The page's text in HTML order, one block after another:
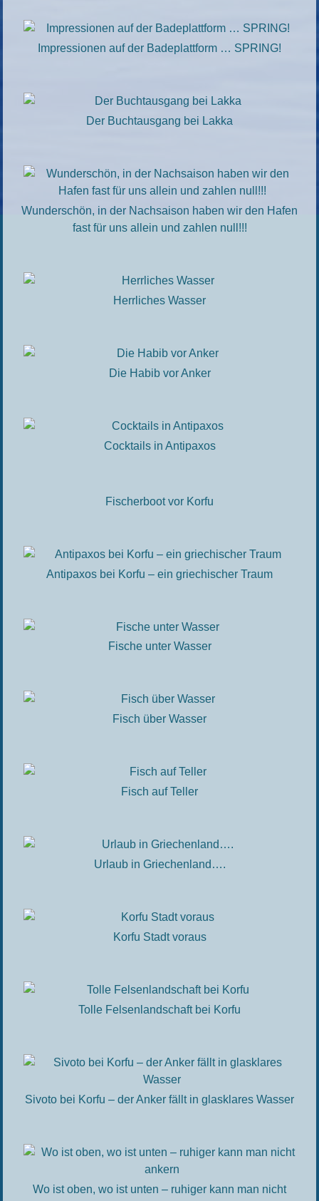
Impressionen auf der Badeplattform … SPRING!
Der Buchtausgang bei Lakka
Wunderschön, in der Nachsaison haben wir den Hafen
fast für uns allein und zahlen null!!!
Herrliches Wasser
Die Habib vor Anker
Cocktails in Antipaxos
Fischerboot vor Korfu
Antipaxos bei Korfu – ein griechischer Traum
Fische unter Wasser
Fisch über Wasser
Fisch auf Teller
Urlaub in Griechenland….
Korfu Stadt voraus
Tolle Felsenlandschaft bei Korfu
Sivoto bei Korfu – der Anker fällt in glasklares Wasser
Wo ist oben, wo ist unten – ruhiger kann man nicht